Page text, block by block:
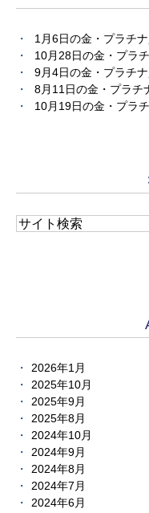
1月6日の金・プラチ
10月28日の金・プラ
9月4日の金・プラチ
8月11日の金・プラチ
10月19日の金・プラ
2026年1月
2025年10月
2025年9月
2025年8月
2024年10月
2024年9月
2024年8月
2024年7月
2024年6月